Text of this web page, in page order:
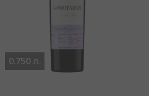
0.750 л.